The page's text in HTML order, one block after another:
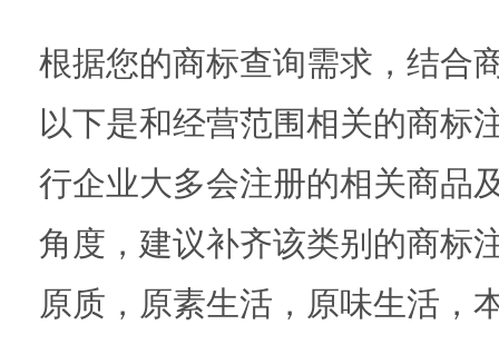
根据您的商标查询需求，结合
以下是和经营范围相关的商标
行企业大多会注册的相关商品
角度，建议补齐该类别的商标
原质，原素生活，原味生活，